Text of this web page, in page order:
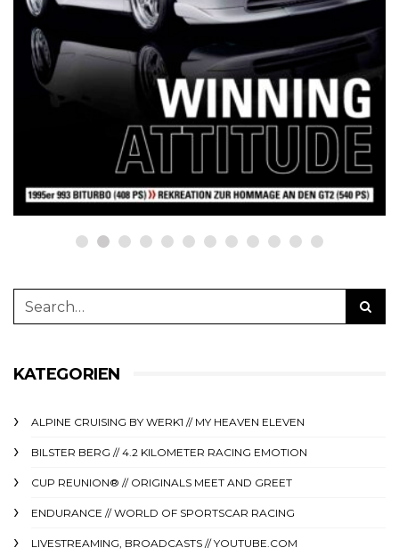
NETZWERKEINS GO! // ONLINE-STORE BY WERK1
12 Jahre werk1® sports | cars |
culture: Bestellen Sie jetzt die
neue Sommerausgabe 01 | 2025
(erscheint am 1. Juli 2025) online
auf netzwerkeins | GO!
23. Juni 2025
KATEGORIEN
ALPINE CRUISING BY WERK1 // MY HEAVEN ELEVEN
BILSTER BERG // 4.2 KILOMETER RACING EMOTION
CUP REUNION® // ORIGINALS MEET AND GREET
ENDURANCE // WORLD OF SPORTSCAR RACING
LIVESTREAMING, BROADCASTS // YOUTUBE.COM